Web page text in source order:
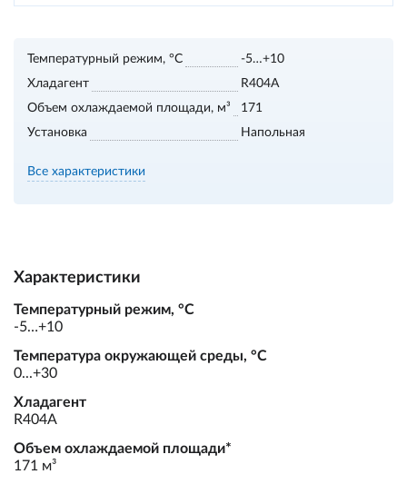
Температурный режим, °С
-5…+10
Хладагент
R404A
Объем охлаждаемой площади, м³
171
Установка
Напольная
Все характеристики
Характеристики
Температурный режим, °С
-5…+10
Температура окружающей среды, °С
0...+30
Хладагент
R404A
Объем охлаждаемой площади*
171 м³